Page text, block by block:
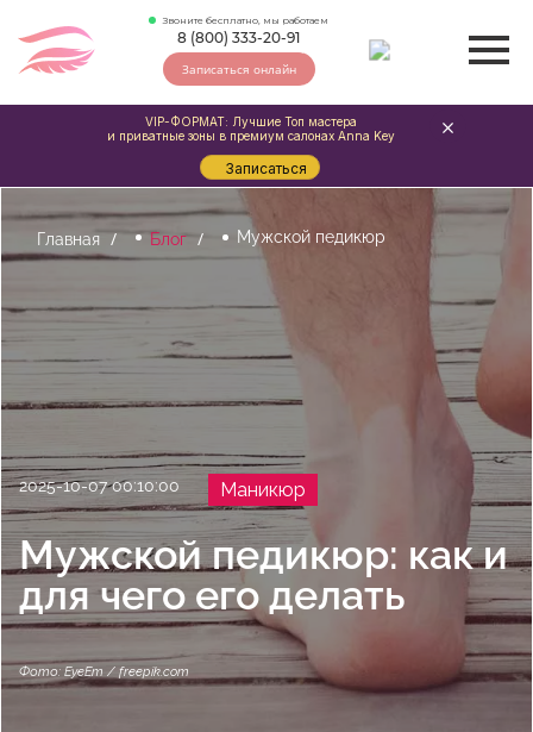
Звоните бесплатно, мы работаем
8 (800) 333-20-91
Записаться онлайн
Главная Блог Мужской педикюр
2025-10-07 00:10:00 Маникюр
Мужской педикюр: как и
для чего его делать
Фото: EyeEm / freepik.com
VIP-ФОРМАТ: Лучшие Топ мастера
и приватные зоны в премиум салонах Anna Key
Записаться